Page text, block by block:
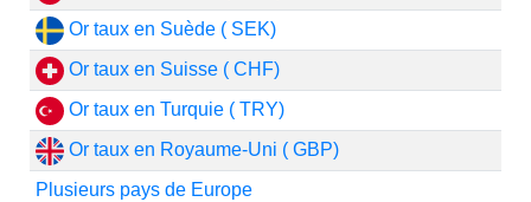
Or taux en Suède ( SEK)
Or taux en Suisse ( CHF)
Or taux en Turquie ( TRY)
Or taux en Royaume-Uni ( GBP)
Plusieurs pays de Europe